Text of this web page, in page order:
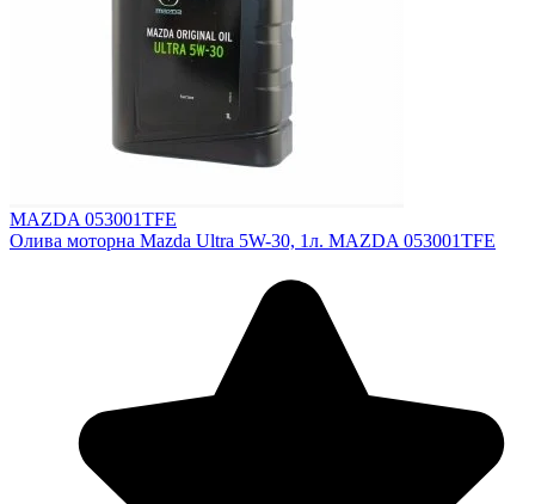
MAZDA 053001TFE
Олива моторна Mazda Ultra 5W-30, 1л. MAZDA 053001TFE